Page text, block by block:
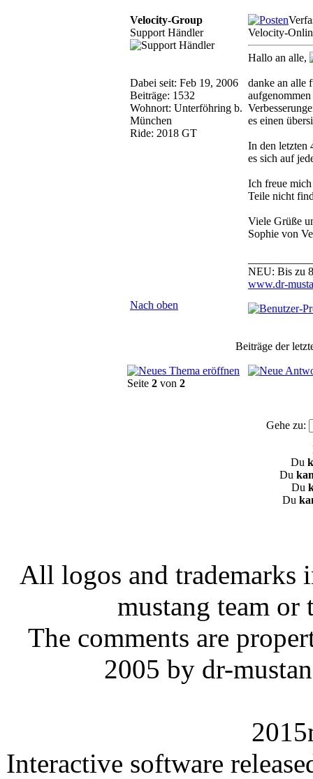
Velocity-Group
Support Händler
Dabei seit: Feb 19, 2006
Beiträge: 1532
Wohnort: Unterföhring b.
München
Ride: 2018 GT
Velocity-
Hallo an alle,
danke an alle
es einen
In den letzten
es sich auf
Ich freue
Teile nicht
Viele Grüße
Sophie von
NEU: Bis zu
www.dr-
Nach oben
Beiträge der
Seite 2 von 2
Gehe zu:
Du
Du
Du
Du
All logos and trademarks
mustang team or
The comments are
2005 by dr-
Interactive software